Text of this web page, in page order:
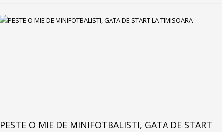
PESTE O MIE DE MINIFOTBALISTI, GATA DE START